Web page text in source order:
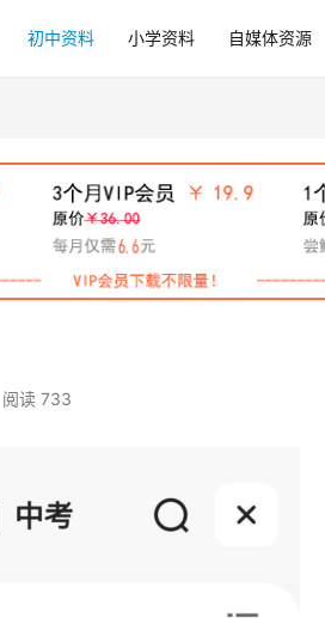
初中资料 小学资料 自媒体资源
阅读 733